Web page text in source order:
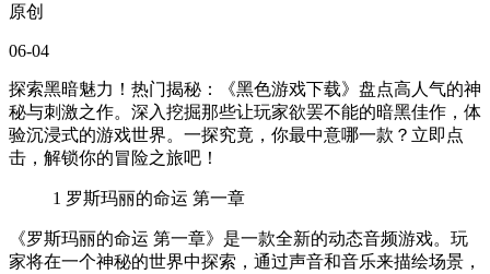
原创
06-04
探索黑暗魅力！热门揭秘：《黑色游戏下载》盘点高人气的神
秘与刺激之作。深入挖掘那些让玩家欲罢不能的暗黑佳作，体
验沉浸式的游戏世界。一探究竟，你最中意哪一款？立即点
击，解锁你的冒险之旅吧！
1 罗斯玛丽的命运 第一章
《罗斯玛丽的命运 第一章》是一款全新的动态音频游戏。玩
家将在一个神秘的世界中探索，通过声音和音乐来描绘场景，